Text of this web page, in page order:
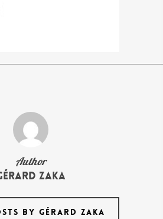
Author
Zaka
BY GÉRARD ZAKA